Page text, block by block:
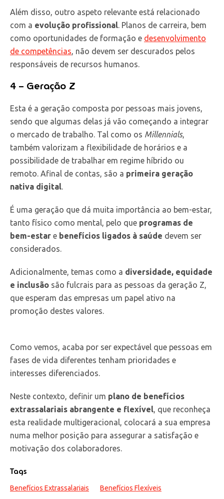
Além disso, outro aspeto relevante está relacionado
com a evolução profissional . Planos de carreira, bem
como oportunidades de formação e desenvolvimento
de competências , não devem ser descurados pelos
responsáveis de recursos humanos.
4 – Geração Z
Esta é a geração composta por pessoas mais jovens,
sendo que algumas delas já vão começando a integrar
o mercado de trabalho. Tal como os Millennials,
também valorizam a flexibilidade de horários e a
possibilidade de trabalhar em regime híbrido ou
remoto. Afinal de contas, são a primeira geração
nativa digital
É uma geração que dá muita importância ao bem-estar,
tanto físico como mental, pelo que programas de
bem-estar e benefícios ligados à saúde devem ser
considerados.
Adicionalmente, temas como a diversidade, equidade
e inclusão são fulcrais para as pessoas da geração Z,
que esperam das empresas um papel ativo na
promoção destes valores.
Como vemos, acaba por ser expectável que pessoas em
fases de vida diferentes tenham prioridades e
interesses diferenciados.
Neste contexto, definir um plano de benefícios
extrassalariais abrangente e flexível , que reconheça
esta realidade multigeracional, colocará a sua empresa
numa melhor posição para assegurar a satisfação e
motivação dos colaboradores.
Tags
Benefícios Extrassalariais Benefícios Flexíveis